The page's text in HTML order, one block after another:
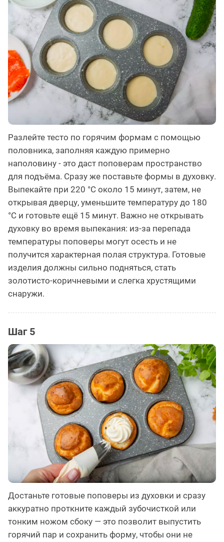
Разлейте тесто по горячим формам с помощью
половника, заполняя каждую примерно
наполовину - это даст поповерам пространство
для подъёма. Сразу же поставьте формы в духовку.
Выпекайте при 220 °C около 15 минут, затем, не
открывая дверцу, уменьшите температуру до 180
°C и готовьте ещё 15 минут. Важно не открывать
духовку во время выпекания: из-за перепада
температуры поповеры могут осесть и не
получится характерная полая структура. Готовые
изделия должны сильно подняться, стать
золотисто-коричневыми и слегка хрустящими
снаружи.
Шаг 5
Достаньте готовые поповеры из духовки и сразу
аккуратно проткните каждый зубочисткой или
тонким ножом сбоку — это позволит выпустить
горячий пар и сохранить форму, чтобы они не